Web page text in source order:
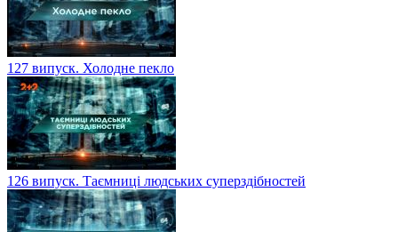
127 випуск. Холодне пекло
126 випуск. Таємниці людських суперздібностей